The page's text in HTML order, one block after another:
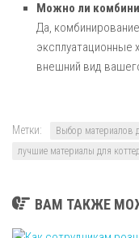
Можно ли
Да,
эксплуатационные
внешний вид
Метки:
Выбор материалов
лучшие материалы для
ВАМ ТАКЖЕ